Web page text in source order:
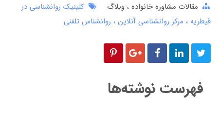
مقالات مشاوره خانواده وبلاگ
کلینیک روانشناسی در
قیطریه
مرکز روانشناسی آنلاین روانشناس تلفنی
فهرست نوشته‌ها